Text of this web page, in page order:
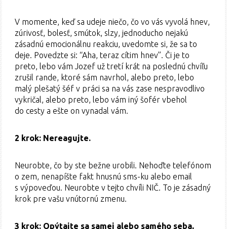
V momente, keď sa udeje niečo, čo vo vás vyvolá hnev,
zúrivosť, bolesť, smútok, slzy, jednoducho nejakú
zásadnú emocionálnu reakciu, uvedomte si, že sa to
deje. Povedzte si: “Aha, teraz cítim hnev”. Či je to
preto, lebo vám Jozef už tretí krát na poslednú chvíľu
zrušil rande, ktoré sám navrhol, alebo preto, lebo
malý plešatý šéf v práci sa na vás zase nespravodlivo
vykričal, alebo preto, lebo vám iný šofér vbehol
do cesty a ešte on vynadal vám.
2 krok: Nereagujte.
Neurobte, čo by ste bežne urobili. Nehoďte telefónom
o zem, nenapíšte fakt hnusnú sms-ku alebo email
s výpoveďou. Neurobte v tejto chvíli NIČ. To je zásadný
krok pre vašu vnútornú zmenu.
3 krok: Opýtajte sa samej alebo samého seba,